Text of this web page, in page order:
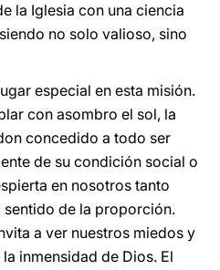
la Iglesia con una ciencia
no solo valioso, sino
especial en esta misión.
con asombro el sol, la
concedido a todo ser
de su condición social o
en nosotros tanto
sentido de la proporción.
a ver nuestros miedos y
inmensidad de Dios. El